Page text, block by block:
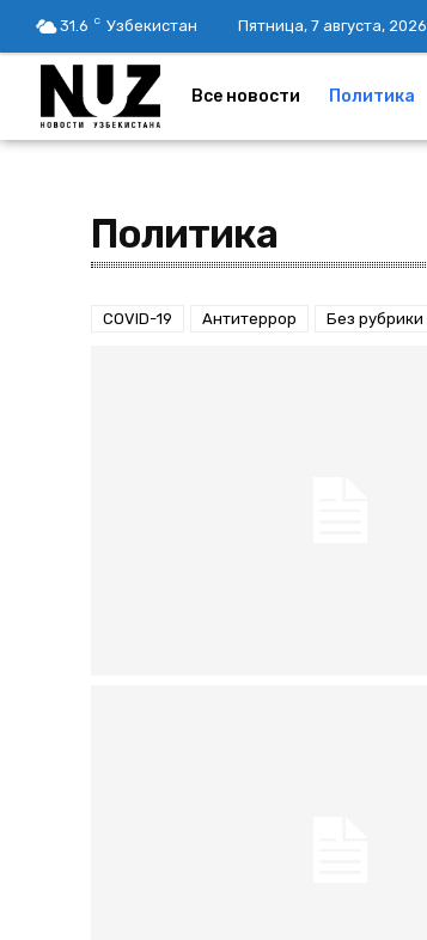
31.6 C Узбекистан Пятница, 7 августа, 2026
Все новости Политика
Политика
COVID-19 Антитеррор Без рубрики